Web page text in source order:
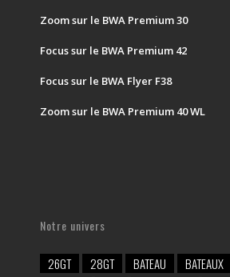
Zoom sur le BWA Premium 30
Focus sur le BWA Premium 42
Focus sur le BWA Flyer F38
Zoom sur le BWA Premium 40 WL
Notre univers
26GT 28GT BATEAU BATEAUX